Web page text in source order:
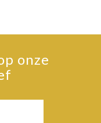
onze